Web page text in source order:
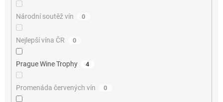
Národní soutěž vín 0
Nejlepší vína ČR 0
Prague Wine Trophy 4
Promenáda červených vín 0